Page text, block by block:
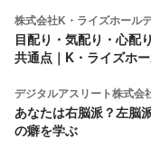
株式会社K・ライズホール
目配り・気配り・心配
共通点｜K・ライズホ
デジタルアスリート株式会
あなたは右脳派？左脳
の癖を学ぶ